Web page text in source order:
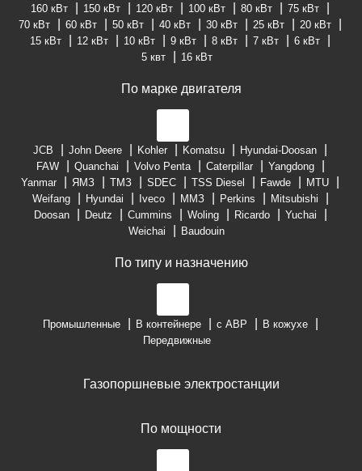
160 кВт
150 кВт 120 кВт 100 кВт 80 кВт
75 кВт
70 кВт
60 кВт 50 кВт 40 кВт 30 кВт 25 кВт
20 кВт
15 кВт
12 кВт 10 кВт 9 кВт 8 кВт 7 кВт
6 кВт
5 квт
16 кВт
По марке двигателя
JCB John Deere Kohler Komatsu
Hyundai-Doosan
FAW
Quanchai Volvo Penta Caterpillar
Yangdong
Yanmar
ЯМЗ ТМЗ SDEC TSS Diesel Fawde
MTU
Weifang
Hyundai Iveco ММЗ Perkins
Mitsubishi
Doosan
Deutz Cummins Woling Ricardo
Yuchai
Weichai
Baudouin
По типу и назначению
Промышленные В контейнере с АВР
В кожухе
Передвижные
Газопоршневые электростанции
По мощности